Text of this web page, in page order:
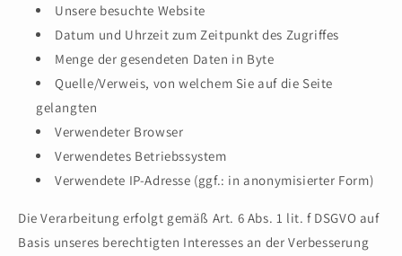
Unsere besuchte Website
Datum und Uhrzeit zum Zeitpunkt des Zugriffes
Menge der gesendeten Daten in Byte
Quelle/Verweis, von welchem Sie auf die Seite
gelangten
Verwendeter Browser
Verwendetes Betriebssystem
Verwendete IP-Adresse (ggf.: in anonymisierter Form)
Die Verarbeitung erfolgt gemäß Art. 6 Abs. 1 lit. f DSGVO auf
Basis unseres berechtigten Interesses an der Verbesserung